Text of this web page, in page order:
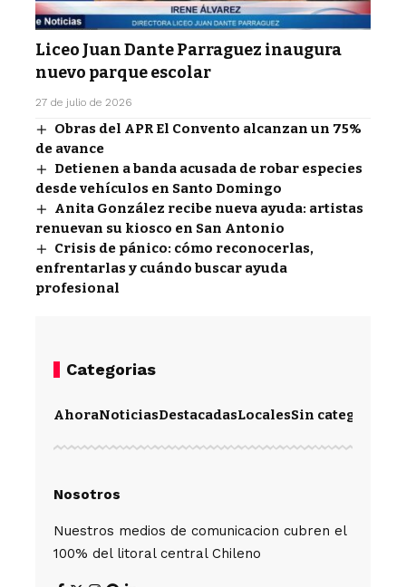
Liceo Juan Dante Parraguez inaugura
nuevo parque escolar
27 de julio de 2026
Obras del APR El Convento alcanzan un 75%
de avance
Detienen a banda acusada de robar especies
desde vehículos en Santo Domingo
Anita González recibe nueva ayuda: artistas
renuevan su kiosco en San Antonio
Crisis de pánico: cómo reconocerlas,
enfrentarlas y cuándo buscar ayuda
profesional
Categorias
AhoraNoticiasDestacadasLocalesSin categoría
Nosotros
Nuestros medios de comunicacion cubren el
100% del litoral central Chileno